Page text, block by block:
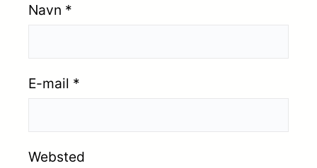
Navn *
E-mail *
Websted